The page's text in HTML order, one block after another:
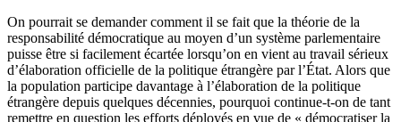
On pourrait se demander comment il se fait que la théorie de la
responsabilité démocratique au moyen d’un système parlementaire
puisse être si facilement écartée lorsqu’on en vient au travail sérieux
d’élaboration officielle de la politique étrangère par l’État. Alors que
la population participe davantage à l’élaboration de la politique
étrangère depuis quelques décennies, pourquoi continue-t-on de tant
remettre en question les efforts déployés en vue de « démocratiser la